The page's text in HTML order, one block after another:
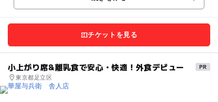
チケットを見る
小上がり席&離乳食で安心・快適！外食デビュー
東京都足立区